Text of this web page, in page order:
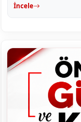
İncele